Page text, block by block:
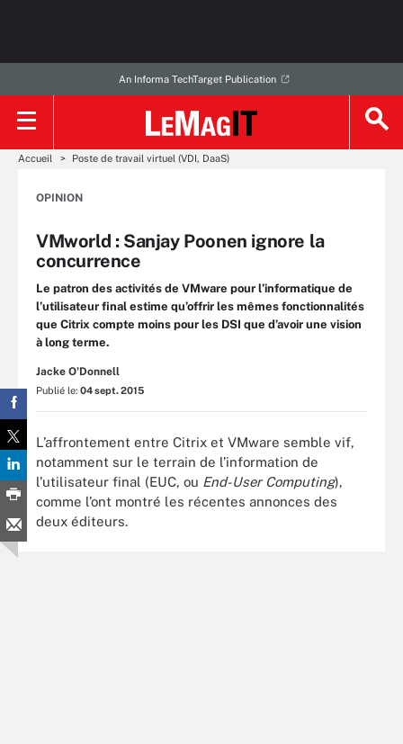
An Informa TechTarget Publication
Accueil Poste de travail virtuel (VDI, DaaS)
OPINION
VMworld : Sanjay Poonen ignore la
concurrence
Le patron des activités de VMware pour l’informatique de
l’utilisateur final estime qu’offrir les mêmes fonctionnalités
que Citrix compte moins pour les DSI que d’avoir une vision
à long terme.
Jacke O'Donnell
Publié le: 04 sept. 2015
L’affrontement entre Citrix et VMware semble vif,
notamment sur le terrain de l’information de
l’utilisateur final (EUC, ou End-User Computing),
comme l’ont montré les récentes annonces des
deux éditeurs.